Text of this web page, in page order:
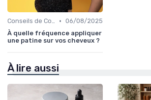
Conseils de Coiffage • 06/08/2025
À quelle fréquence appliquer
une patine sur vos cheveux ?
À lire aussi